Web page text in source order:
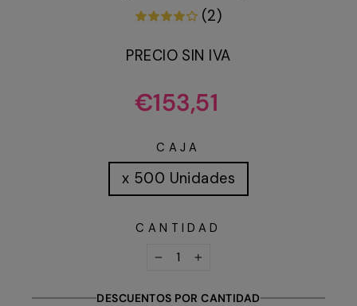
(2)
PRECIO SIN IVA
Precio
habitual
€153,51
CAJA
x 500 Unidades
CANTIDAD
DESCUENTOS POR CANTIDAD